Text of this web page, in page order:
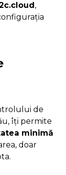
,
de
îți permite
minimă
doar